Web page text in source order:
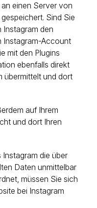
einen Server von
Sind Sie
Instagram den
Instagram-Account
mit den Plugins
ebenfalls direkt
übermittelt und dort
auf Ihrem
und dort Ihren
die über
Daten unmittelbar
müssen Sie sich
bei Instagram